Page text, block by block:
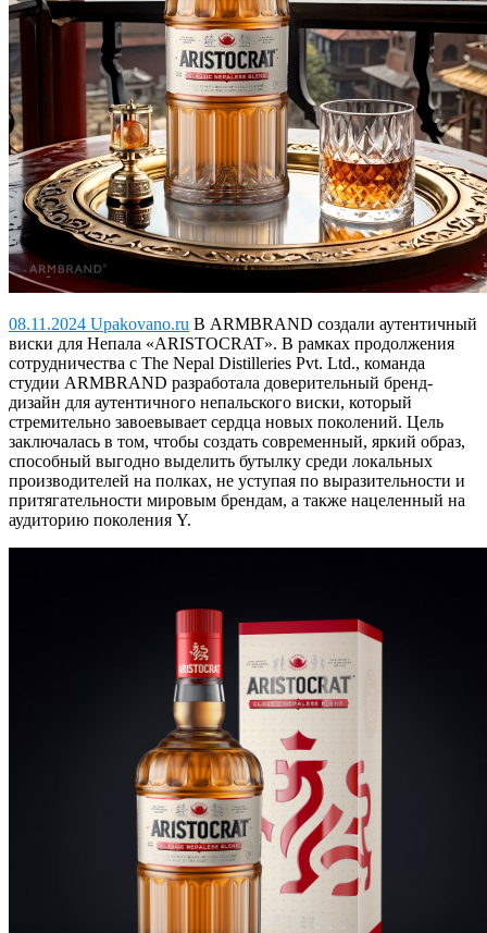
08.11.2024 Upakovano.ru В ARMBRAND создали аутентичный
виски для Непала «ARISTOCRAT». В рамках продолжения
сотрудничества с The Nepal Distilleries Pvt. Ltd., команда
студии ARMBRAND разработала доверительный бренд-
дизайн для аутентичного непальского виски, который
стремительно завоевывает сердца новых поколений. Цель
заключалась в том, чтобы создать современный, яркий образ,
способный выгодно выделить бутылку среди локальных
производителей на полках, не уступая по выразительности и
притягательности мировым брендам, а также нацеленный на
аудиторию поколения Y.